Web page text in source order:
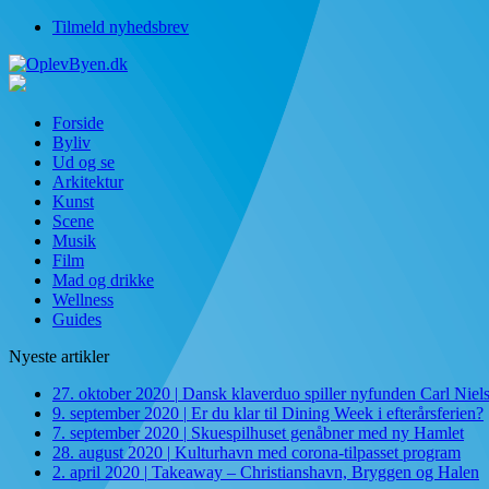
Tilmeld nyhedsbrev
Forside
Byliv
Ud og se
Arkitektur
Kunst
Scene
Musik
Film
Mad og drikke
Wellness
Guides
Nyeste artikler
27. oktober 2020 | Dansk klaverduo spiller nyfunden Carl
9. september 2020 | Er du klar til Dining Week i efterårsferien?
7. september 2020 | Skuespilhuset genåbner med ny Hamlet
28. august 2020 | Kulturhavn med corona-tilpasset program
2. april 2020 | Takeaway – Christianshavn, Bryggen og Halen